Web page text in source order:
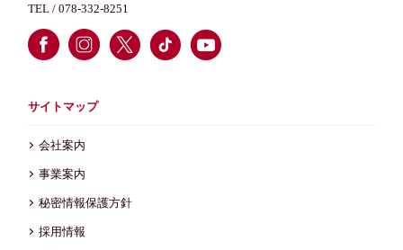
TEL /078-332-8251
サイトマップ
会社案内
事業案内
秘密情報保護方針
採用情報